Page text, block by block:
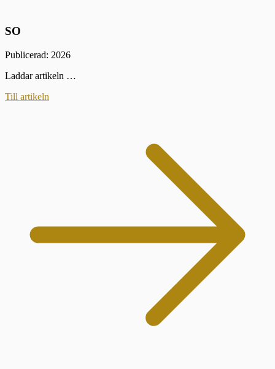
SO
Publicerad: 2026
Laddar artikeln …
Till artikeln